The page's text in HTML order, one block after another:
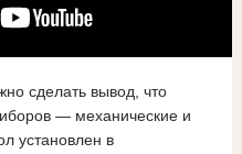
сделать вывод, что
— механические и
установлен в